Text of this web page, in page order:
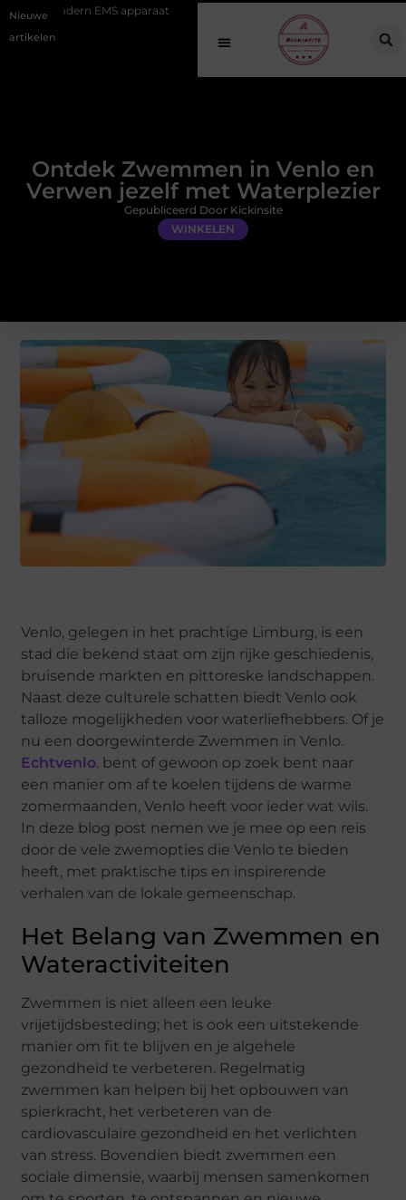
Nieuwe
artikelen
Hoe online vindbaarheid verandert in 2026
Ontdek Zwemmen in Venlo en
Verwen jezelf met Waterplezier
WINKELEN
Gepubliceerd Door Kickinsite
Venlo, gelegen in het prachtige Limburg, is een
stad die bekend staat om zijn rijke geschiedenis,
bruisende markten en pittoreske landschappen.
Naast deze culturele schatten biedt Venlo ook
talloze mogelijkheden voor waterliefhebbers. Of je
nu een doorgewinterde Zwemmen in Venlo.
Echtvenlo. bent of gewoon op zoek bent naar
een manier om af te koelen tijdens de warme
zomermaanden, Venlo heeft voor ieder wat wils.
In deze blog post nemen we je mee op een reis
door de vele zwemopties die Venlo te bieden
heeft, met praktische tips en inspirerende
verhalen van de lokale gemeenschap.
Het Belang van Zwemmen en
Wateractiviteiten
Zwemmen is niet alleen een leuke
vrijetijdsbesteding; het is ook een uitstekende
manier om fit te blijven en je algehele
gezondheid te verbeteren. Regelmatig
zwemmen kan helpen bij het opbouwen van
spierkracht, het verbeteren van de
cardiovasculaire gezondheid en het verlichten
van stress. Bovendien biedt zwemmen een
sociale dimensie, waarbij mensen samenkomen